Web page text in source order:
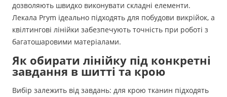
дозволяють швидко виконувати складні елементи.
Лекала Prym ідеально підходять для побудови викрійок, а
квілтингові лінійки забезпечують точність при роботі з
багатошаровими матеріалами.
Як обирати лінійку під конкретні
завдання в шитті та крою
Вибір залежить від завдань: для крою тканин підходять